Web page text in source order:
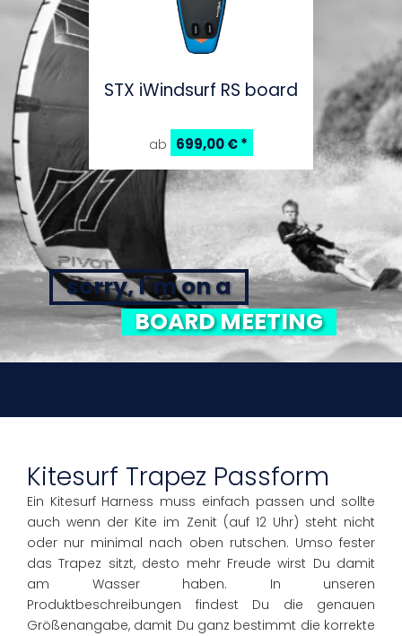
STX iWindsurf RS board
ab 699,00 €*
sorry, I`m on a
BOARD MEETING
Kitesurf Trapez Passform
Ein Kitesurf Harness muss einfach passen und sollte
auch wenn der Kite im Zenit (auf 12 Uhr) steht nicht
oder nur minimal nach oben rutschen. Umso fester
das Trapez sitzt, desto mehr Freude wirst Du damit
am Wasser haben. In unseren
Produktbeschreibungen findest Du die genauen
Größenangabe, damit Du ganz bestimmt die korrekte